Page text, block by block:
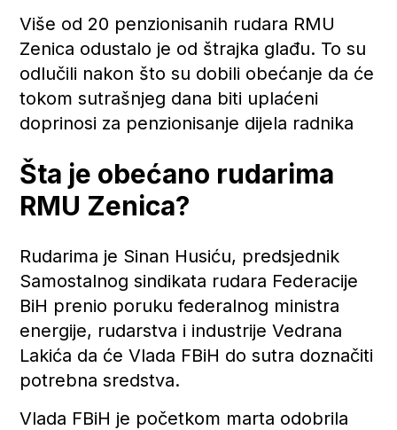
Više od 20 penzionisanih rudara RMU
Zenica odustalo je od štrajka glađu. To su
odlučili nakon što su dobili obećanje da će
tokom sutrašnjeg dana biti uplaćeni
doprinosi za penzionisanje dijela radnika
Šta je obećano rudarima
RMU Zenica?
Rudarima je Sinan Husiću, predsjednik
Samostalnog sindikata rudara Federacije
BiH prenio poruku federalnog ministra
energije, rudarstva i industrije Vedrana
Lakića da će Vlada FBiH do sutra doznačiti
potrebna sredstva.
Vlada FBiH je početkom marta odobrila